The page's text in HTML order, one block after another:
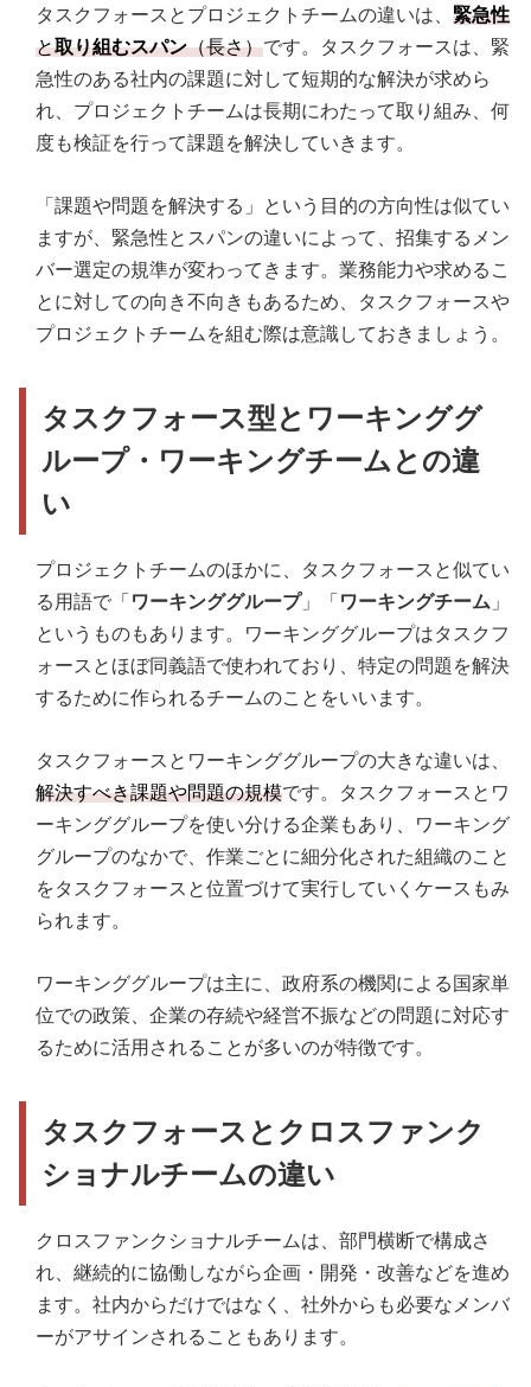
タスクフォースとプロジェクトチームの違いは、 緊急性
と取り組むスパン（長さ）です。タスクフォースは、緊
急性のある社内の課題に対して短期的な解決が求めら
れ、プロジェクトチームは長期にわたって取り組み、何
度も検証を行って課題を解決していきます。
「課題や問題を解決する」という目的の方向性は似てい
ますが、緊急性とスパンの違いによって、招集するメン
バー選定の規準が変わってきます。業務能力や求めるこ
とに対しての向き不向きもあるため、タスクフォースや
プロジェクトチームを組む際は意識しておきましょう。
タスクフォース型とワーキンググ
ループ・ワーキングチームとの違
い
プロジェクトチームのほかに、タスクフォースと似てい
る用語で「 ワーキンググループ」「 ワーキングチーム 」
というものもあります。ワーキンググループはタスクフ
ォースとほぼ同義語で使われており、特定の問題を解決
するために作られるチームのことをいいます。
タスクフォースとワーキンググループの大きな違いは、
解決すべき課題や問題の規模です。タスクフォースとワ
ーキンググループを使い分ける企業もあり、ワーキング
グループのなかで、作業ごとに細分化された組織のこと
をタスクフォースと位置づけて実行していくケースもみ
られます。
ワーキンググループは主に、政府系の機関による国家単
位での政策、企業の存続や経営不振などの問題に対応す
るために活用されることが多いのが特徴です。
タスクフォースとクロスファンク
ショナルチームの違い
クロスファンクショナルチームは、部門横断で構成さ
れ、継続的に協働しながら企画・開発・改善などを進め
ます。社内からだけではなく、社外からも必要なメンバ
ーがアサインされることもあります。